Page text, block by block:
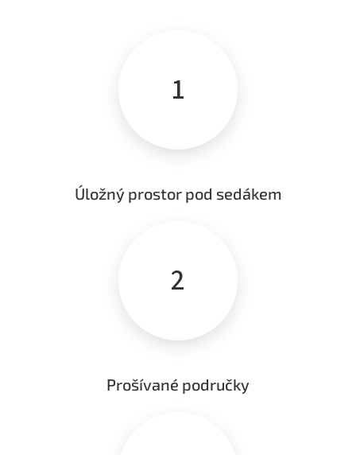
1
Úložný prostor pod sedákem
2
Prošívané područky